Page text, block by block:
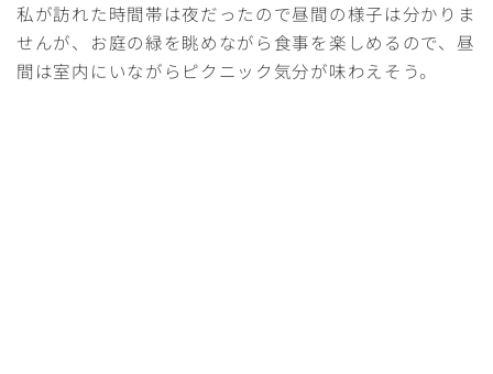
私が訪れた時間帯は夜だったので昼間の様子は分かりま
せんが、お庭の緑を眺めながら食事を楽しめるので、昼
間は室内にいながらピクニック気分が味わえそう。